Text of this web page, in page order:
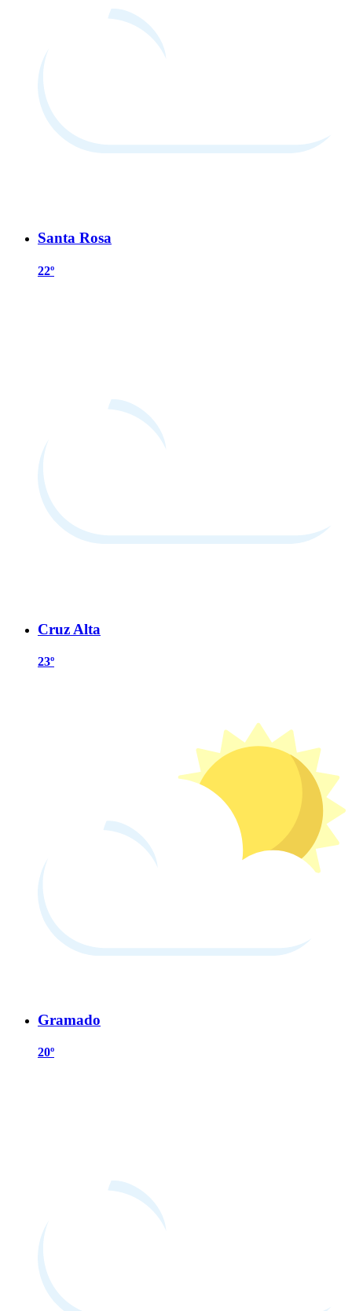
Santa Rosa
22º
Cruz Alta
23º
Gramado
20º